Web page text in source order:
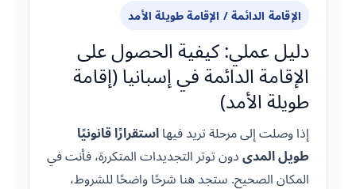
الإقامة الدائمة / الإقامة طويلة الأمد
دليل عملي: كيفية الحصول على
الإقامة الدائمة في إسبانيا (إقامة
طويلة الأمد)
إذا وصلت إلى مرحلة تريد فيها استقرارًا قانونيًا
طويل المدى دون توتر التجديدات المتكررة، فأنت في
المكان الصحيح. ستجد هنا شرحًا واضحًا للشروط،